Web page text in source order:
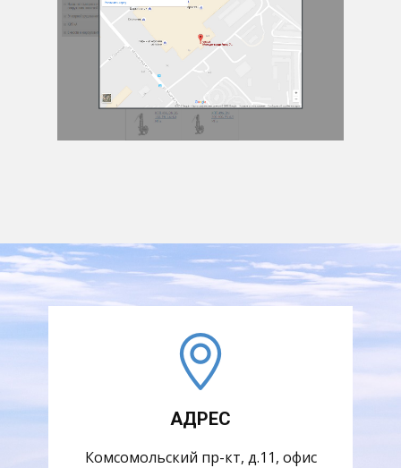
АДРЕС
Комсомольский пр-кт, д.11, офис